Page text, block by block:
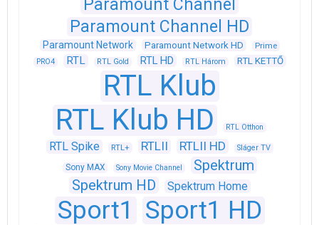
Paramount Channel
Paramount Channel HD
Paramount Network Paramount Network HD Prime
PRO4 RTL RTL Gold RTL HD RTL Három RTL KETTŐ
RTL Klub
RTL Klub HD
RTL Otthon
RTL Spike RTL+ RTLII RTLII HD Sláger TV
Sony MAX Sony Movie Channel
Spektrum
Spektrum HD
Spektrum Home
Sport1 Sport1 HD